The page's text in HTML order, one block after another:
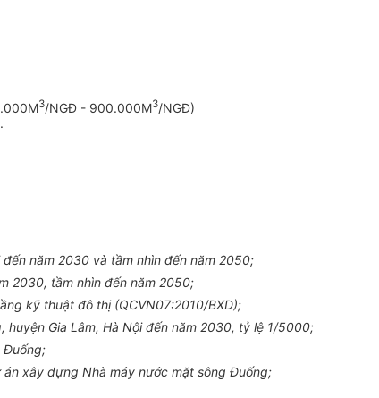
3/NGĐ - 900.000M3/NGĐ)
năm 2030 và tầm nhìn đến năm 2050;
2030, tầm nhìn đến năm 2050;
kỹ thuật đô thị (QCVN07:2010/BXD);
Gia Lâm, Hà Nội đến năm 2030, tỷ lệ 1/5000;
Đuống;
xây dựng Nhà máy nước mặt sông Đuống;